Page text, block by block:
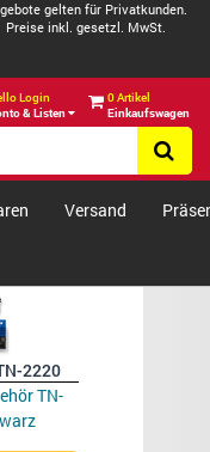
gelten für Privatkunden.
Preise inkl. gesetzl. MwSt.
Login
& Listen
0 Artikel
Einkaufswagen
Versand
2220
TN-